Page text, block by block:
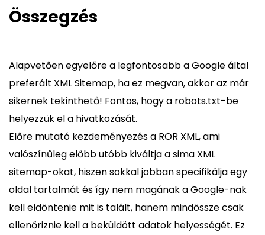
Összegzés
Alapvetően egyelőre a legfontosabb a Google által
preferált XML Sitemap, ha ez megvan, akkor az már
sikernek tekinthető! Fontos, hogy a robots.txt-be
helyezzük el a hivatkozását.
Előre mutató kezdeményezés a ROR XML, ami
valószínűleg előbb utóbb kiváltja a sima XML
sitemap-okat, hiszen sokkal jobban specifikálja egy
oldal tartalmát és így nem magának a Google-nak
kell eldöntenie mit is talált, hanem mindössze csak
ellenőriznie kell a beküldött adatok helyességét. Ez